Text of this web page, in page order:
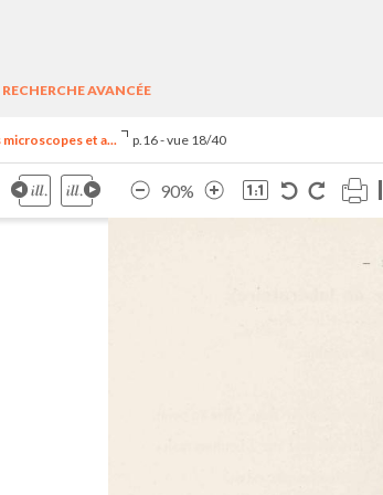
RECHERCHE AVANCÉE
et a... p.16 - vue 18/40
90%